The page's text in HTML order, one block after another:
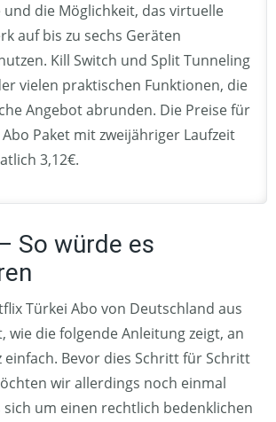
und die Möglichkeit, das virtuelle
auf bis zu sechs Geräten
Kill Switch und Split Tunneling
vielen praktischen Funktionen, die
Angebot abrunden. Die Preise für
Paket mit zweijähriger Laufzeit
3,12€.
So würde es
Türkei Abo von Deutschland aus
wie die folgende Anleitung zeigt, an
einfach. Bevor dies Schritt für Schritt
wir allerdings noch einmal
sich um einen rechtlich bedenklichen